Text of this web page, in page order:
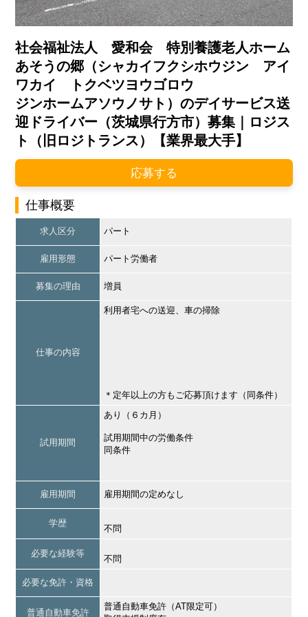
社会福祉法人 愛和会 特別養護老人ホーム
あそうの郷（シャカイフクシホウジン アイ
ワカイ トクベツヨウゴロウ
ジンホームアソウノサト）のデイサービス送
迎ドライバー（茨城県行方市）募集｜ロジス
ト（旧ロジトランス）【業界最大手】
応募する
仕事概要
求人区分 パート
雇用形態 パート労働者
募集の理由 増員
仕事の内容
利用者宅への送迎、車の掃除
＊定年以上の方もご応募頂けます（同条件）
試用期間
あり（６カ月）
試用期間中の労働条件
同条件
雇用期間 雇用期間の定めなし
学歴
不問
必要な経験等
不問
必要な免許・資格
普通自動車免許
普通自動車免許（AT限定可）